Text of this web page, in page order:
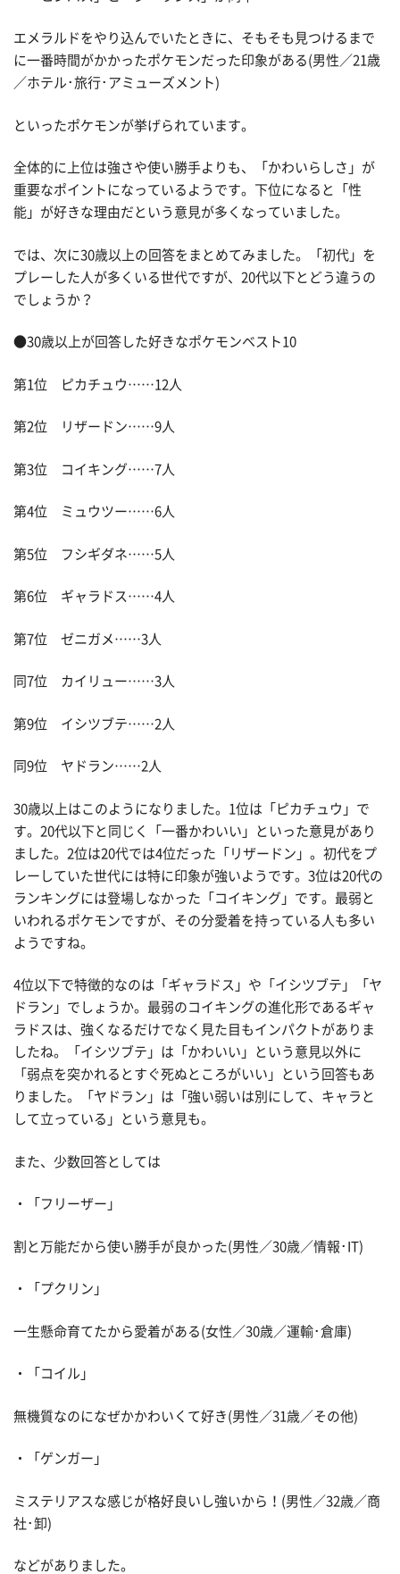
エメラルドをやり込んでいたときに、そもそも見つけるまで
に一番時間がかかったポケモンだった印象がある(男性／21歳
／ホテル･旅行･アミューズメント)
といったポケモンが挙げられています。
全体的に上位は強さや使い勝手よりも、「かわいらしさ」が
重要なポイントになっているようです。下位になると「性
能」が好きな理由だという意見が多くなっていました。
では、次に30歳以上の回答をまとめてみました。「初代」を
プレーした人が多くいる世代ですが、20代以下とどう違うの
でしょうか？
●30歳以上が回答した好きなポケモンベスト10
第1位 ピカチュウ……12人
第2位 リザードン……9人
第3位 コイキング……7人
第4位 ミュウツー……6人
第5位 フシギダネ……5人
第6位 ギャラドス……4人
第7位 ゼニガメ……3人
同7位 カイリュー……3人
第9位 イシツブテ……2人
同9位 ヤドラン……2人
30歳以上はこのようになりました。1位は「ピカチュウ」で
す。20代以下と同じく「一番かわいい」といった意見があり
ました。2位は20代では4位だった「リザードン」。初代をプ
レーしていた世代には特に印象が強いようです。3位は20代の
ランキングには登場しなかった「コイキング」です。最弱と
いわれるポケモンですが、その分愛着を持っている人も多い
ようですね。
4位以下で特徴的なのは「ギャラドス」や「イシツブテ」「ヤ
ドラン」でしょうか。最弱のコイキングの進化形であるギャ
ラドスは、強くなるだけでなく見た目もインパクトがありま
したね。「イシツブテ」は「かわいい」という意見以外に
「弱点を突かれるとすぐ死ぬところがいい」という回答もあ
りました。「ヤドラン」は「強い弱いは別にして、キャラと
して立っている」という意見も。
また、少数回答としては
・「フリーザー」
割と万能だから使い勝手が良かった(男性／30歳／情報･IT)
・「プクリン」
一生懸命育てたから愛着がある(女性／30歳／運輸･倉庫)
・「コイル」
無機質なのになぜかかわいくて好き(男性／31歳／その他)
・「ゲンガー」
ミステリアスな感じが格好良いし強いから！(男性／32歳／商
社･卸)
などがありました。